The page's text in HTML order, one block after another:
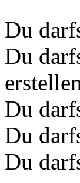
Du
Du
Du
Du
Du